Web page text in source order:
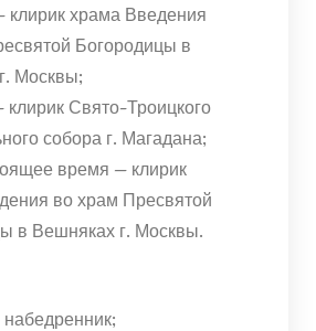
клирик храма Введения
Богородицы в
Москвы;
клирик Свято-Троицкого
собора г. Магадана;
время — клирик
во храм Пресвятой
в Вешняках г. Москвы.